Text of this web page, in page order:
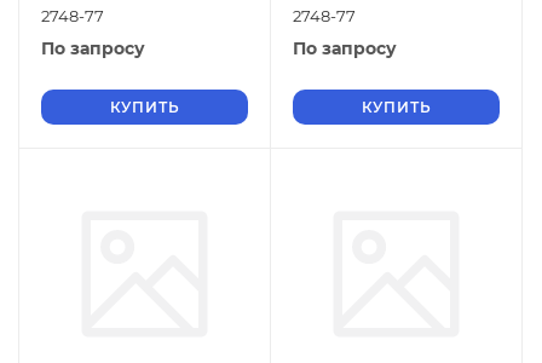
2748-77
По запросу
КУПИТЬ
2748-77
По запросу
КУПИТЬ